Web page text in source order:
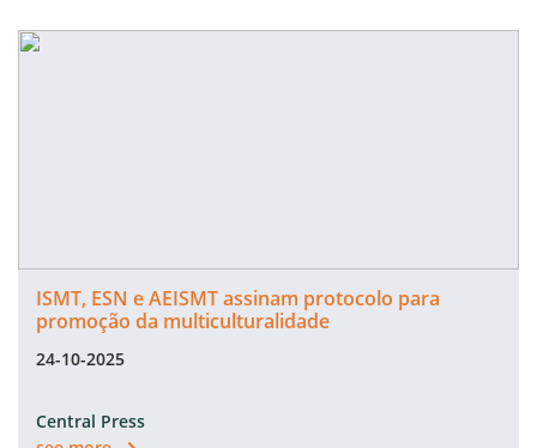
ISMT, ESN e AEISMT assinam protocolo para
promoção da multiculturalidade
24-10-2025
Central Press